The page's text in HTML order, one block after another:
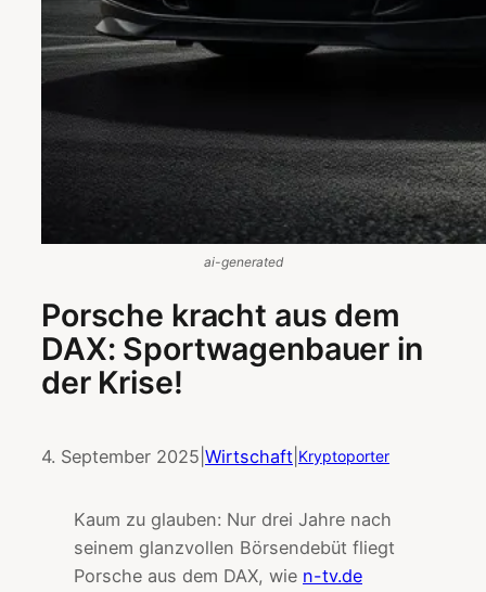
ai-generated
Porsche kracht aus dem
DAX: Sportwagenbauer in
der Krise!
4. September 2025 Wirtschaft Kryptoporter
Kaum zu glauben: Nur drei Jahre nach
seinem glanzvollen Börsendebüt fliegt
Porsche aus dem DAX, wie n-tv.de